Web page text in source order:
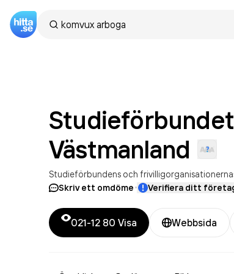
Västmanland
Studieförbundens och
Skriv ett omdöme· Verifiera ditt
021-12 80 Visa Webbsida